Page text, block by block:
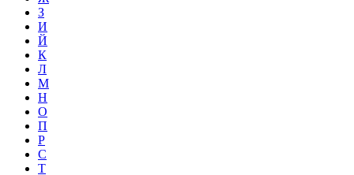
З
И
Й
К
Л
М
Н
О
П
Р
С
Т